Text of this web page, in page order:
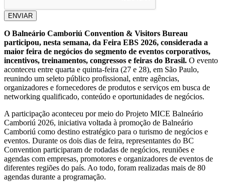
ENVIAR
O Balneário Camboriú Convention & Visitors Bureau
participou, nesta semana, da Feira EBS 2026, considerada a
maior feira de negócios do segmento de eventos corporativos,
incentivos, treinamentos, congressos e feiras do Brasil. O evento
aconteceu entre quarta e quinta-feira (27 e 28), em São Paulo,
reunindo um seleto público profissional, entre agências,
organizadores e fornecedores de produtos e serviços em busca de
networking qualificado, conteúdo e oportunidades de negócios.
A participação aconteceu por meio do Projeto MICE Balneário
Camboriú 2026, iniciativa voltada à promoção de Balneário
Camboriú como destino estratégico para o turismo de negócios e
eventos. Durante os dois dias de feira, representantes do BC
Convention participaram de rodadas de negócios, reuniões e
agendas com empresas, promotores e organizadores de eventos de
diferentes regiões do país. Ao todo, foram realizadas mais de 80
agendas durante a programação.